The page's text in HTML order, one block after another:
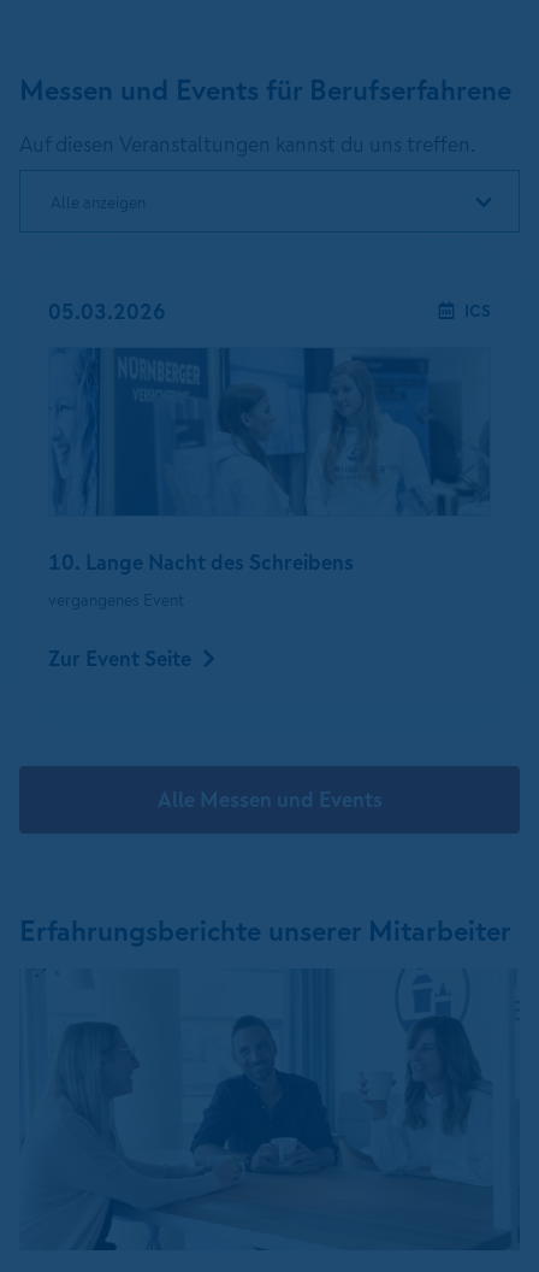
Messen und Events für Berufserfahrene
05.03.2026 ICS
10. Lange Nacht des Schreibens
Zur Event Seite
Alle Messen und Events
Erfahrungsberichte unserer Mitarbeiter